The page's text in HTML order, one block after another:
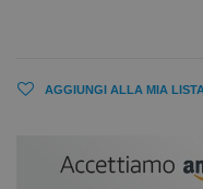
AGGIUNGI ALLA MIA LISTA